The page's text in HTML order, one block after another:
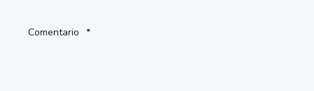
Comentario *